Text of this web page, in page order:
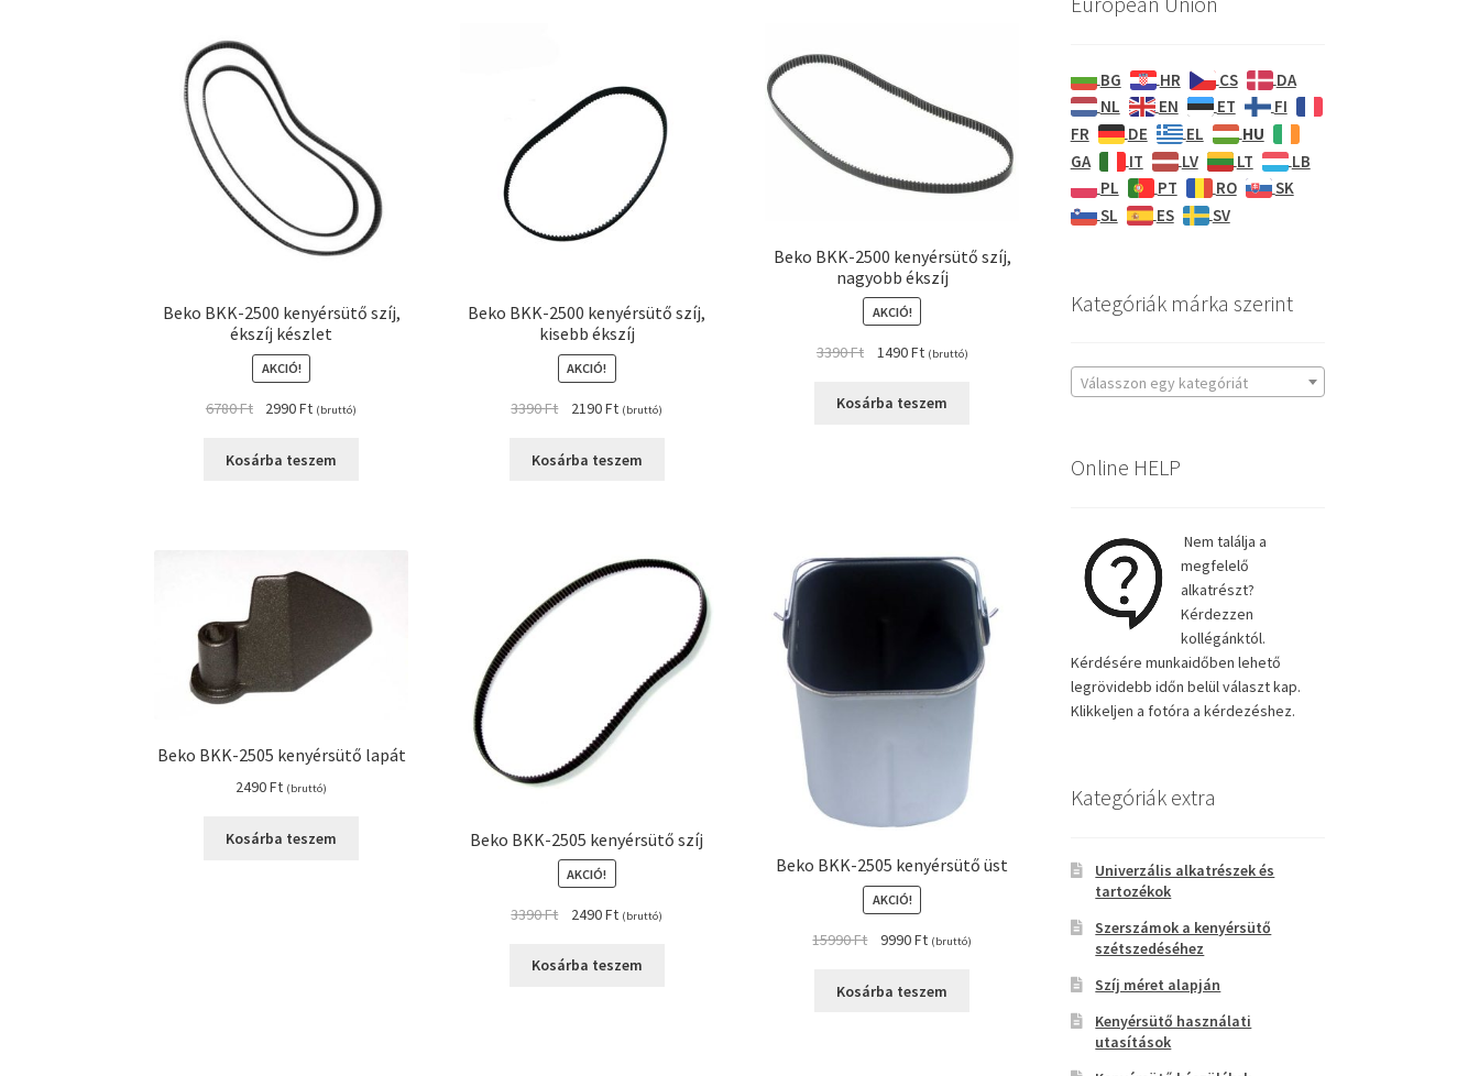
Beko BKK-2500 kenyérsütő szíj,
ékszíj készlet
AKCIÓ!
6780Ft
Original
was:
2990FtCurrent
is:
(bruttó)
Kosárba teszem
Beko BKK-2500 kenyérsütő szíj,
kisebb ékszíj
AKCIÓ!
3390Ft
Original
was:
2190FtCurrent
is:
(bruttó)
Kosárba teszem
Beko BKK-2500 kenyérsütő szíj,
nagyobb ékszíj
AKCIÓ!
3390Ft
Original
was:
1490FtCurrent
is:
(bruttó)
Kosárba teszem
Beko BKK-2505 kenyérsütő lapát
2490Ft (bruttó)
Kosárba teszem Beko BKK-2505 kenyérsütő szíj
AKCIÓ!
3390Ft
Original
was:
2490FtCurrent
is:
(bruttó)
Kosárba teszem
Beko BKK-2505 kenyérsütő üst
AKCIÓ!
15990Ft
Original
was:
9990FtCurrent
is:
(bruttó)
Kosárba teszem
BG HR CS
DA
NL
EN ET
FI
FR
DE EL
HU
GA
IT LV LT
LB
PL
PT RO
SK
SL
ES SV
Kategóriák márka szerint
Válasszon egy kategóriát
Online HELP
Nem találja a
megfelelő
alkatrészt?
Kérdezzen
kollégánktól.
Kérdésére munkaidőben lehető
legrövidebb időn belül választ kap.
Klikkeljen a fotóra a kérdezéshez.
Kategóriák extra
Univerzális alkatrészek és
tartozékok
Szerszámok a kenyérsütő
szétszedéséhez
Szíj méret alapján
Kenyérsütő használati
utasítások